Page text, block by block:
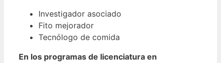
Investigador asociado
Fito mejorador
Tecnólogo de comida
En los programas de licenciatura en